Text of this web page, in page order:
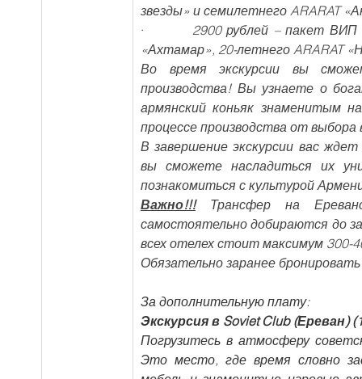
звезды» и семилетнего ARARAT
· 2900 рублей – пакет ВИП
«Ахтамар», 20-летнего ARARAT
Во время экскурсии вы
производства! Вы узнаете о
армянский коньяк знаменитым
процессе производства от
В завершение экскурсии вас
вы сможете насладиться их
познакомиться с культурой
Важно!!! Трансфер на
самостоятельно добираются до
всех отелех стоит максимум 300-
Обязательно заранее
За дополнительную плату:
Экскурсия в Soviet Club (Ереван)
Погрузитесь в атмосферу
Это место, где время словно